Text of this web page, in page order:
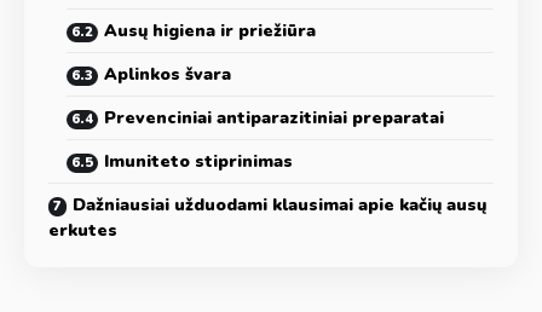
Ausų higiena ir priežiūra
Aplinkos švara
Prevenciniai antiparazitiniai preparatai
Imuniteto stiprinimas
Dažniausiai užduodami klausimai apie kačių ausų
erkutes